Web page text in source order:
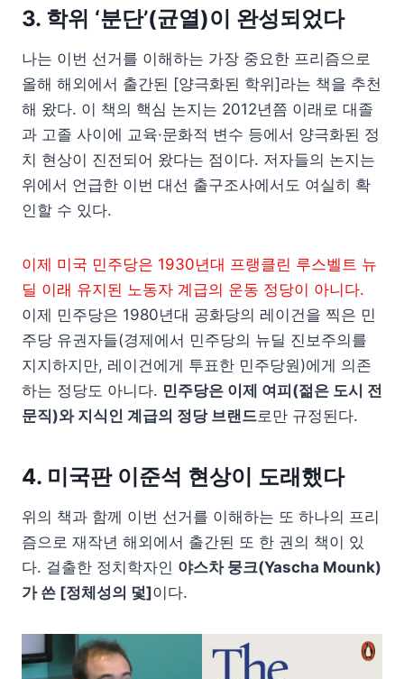
3. 학위 ‘분단’(균열)이 완성되었다
나는 이번 선거를 이해하는 가장 중요한 프리즘으로
올해 해외에서 출간된 [양극화된 학위]라는 책을 추천
해 왔다. 이 책의 핵심 논지는 2012년쯤 이래로 대졸
과 고졸 사이에 교육·문화적 변수 등에서 양극화된 정
치 현상이 진전되어 왔다는 점이다. 저자들의 논지는
위에서 언급한 이번 대선 출구조사에서도 여실히 확
인할 수 있다.
이제 미국 민주당은 1930년대 프랭클린 루스벨트 뉴
딜 이래 유지된 노동자 계급의 운동 정당이 아니다.
이제 민주당은 1980년대 공화당의 레이건을 찍은 민
주당 유권자들(경제에서 민주당의 뉴딜 진보주의를
지지하지만, 레이건에게 투표한 민주당원)에게 의존
하는 정당도 아니다. 민주당은 이제 여피(젊은 도시 전
문직)와 지식인 계급의 정당 브랜드로만 규정된다.
4. 미국판 이준석 현상이 도래했다
위의 책과 함께 이번 선거를 이해하는 또 하나의 프리
즘으로 재작년 해외에서 출간된 또 한 권의 책이 있
다. 걸출한 정치학자인 야스차 뭉크(Yascha Mounk)
가 쓴 [정체성의 덫]이다.